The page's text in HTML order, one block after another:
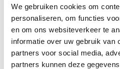
We gebruiken cookies om
personaliseren, om functies
en om ons websiteverkeer te
informatie over uw gebruik van
partners voor social media,
partners kunnen deze
02-07-2026
Kenteken etiketten
11-06-2026
Zebra SE4710 vs